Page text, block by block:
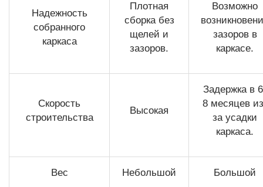
Надежность
собранного
каркаса
Плотная
сборка без
щелей и
зазоров.
Возможно
зазоров в
каркасе.
Скорость
строительства
Высокая
Задержка в
8 месяцев
за усадки
каркаса.
Вес Небольшой Большой